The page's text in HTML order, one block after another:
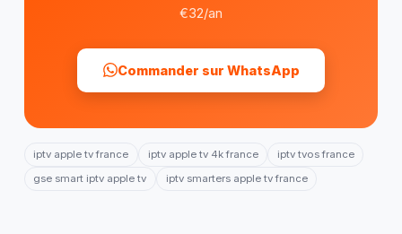
€32/an
Commander sur WhatsApp
iptv apple tv france iptv apple tv 4k france
iptv tvos france
gse smart iptv apple tv
iptv smarters apple tv france